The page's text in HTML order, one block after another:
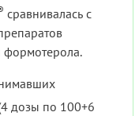
сравнивалась с
формотерола.
дозы по 100+6